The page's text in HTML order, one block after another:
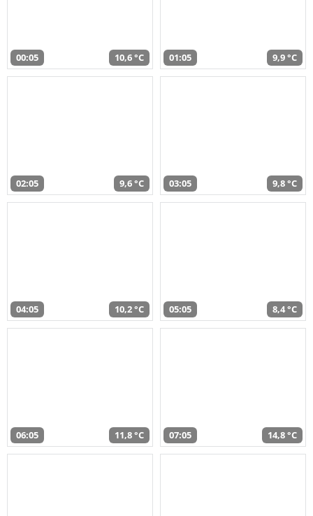
00:05 10,6 °C 01:05 9,9 °C
02:05 9,6 °C 03:05 9,8 °C
04:05 10,2 °C 05:05 8,4 °C
06:05 11,8 °C 07:05 14,8 °C